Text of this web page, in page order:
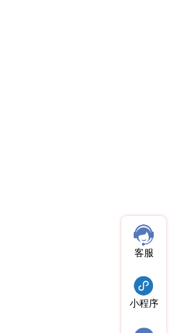
客服
小程序